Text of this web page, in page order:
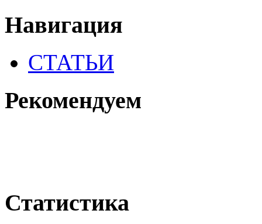
Навигация
СТАТЬИ
Рекомендуем
Статистика